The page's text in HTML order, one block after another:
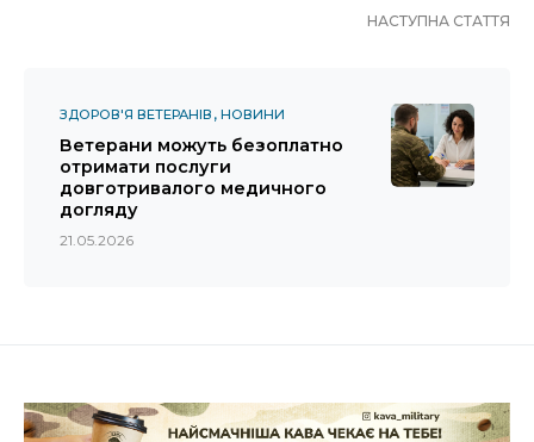
НАСТУПНА СТАТТЯ
ЗДОРОВ'Я ВЕТЕРАНІВ НОВИНИ
Ветерани можуть безоплатно
отримати послуги
довготривалого медичного
догляду
21.05.2026